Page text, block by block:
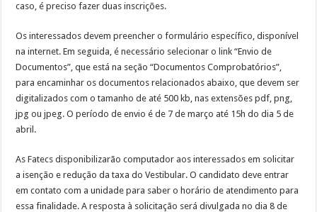
caso, é preciso fazer duas inscrições.
Os interessados devem preencher o formulário específico, disponível
na internet. Em seguida, é necessário selecionar o link “Envio de
Documentos”, que está na seção “Documentos Comprobatórios”,
para encaminhar os documentos relacionados abaixo, que devem ser
digitalizados com o tamanho de até 500 kb, nas extensões pdf, png,
jpg ou jpeg. O período de envio é de 7 de março até 15h do dia 5 de
abril.
As Fatecs disponibilizarão computador aos interessados em solicitar
a isenção e redução da taxa do Vestibular. O candidato deve entrar
em contato com a unidade para saber o horário de atendimento para
essa finalidade. A resposta à solicitação será divulgada no dia 8 de